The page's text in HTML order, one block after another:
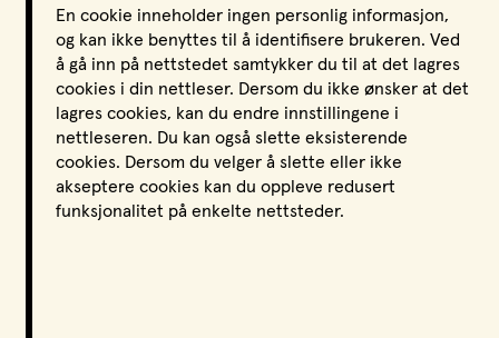
En cookie inneholder ingen personlig informasjon,
og kan ikke benyttes til å identifisere brukeren. Ved
å gå inn på nettstedet samtykker du til at det lagres
cookies i din nettleser. Dersom du ikke ønsker at det
lagres cookies, kan du endre innstillingene i
nettleseren. Du kan også slette eksisterende
cookies. Dersom du velger å slette eller ikke
akseptere cookies kan du oppleve redusert
funksjonalitet på enkelte nettsteder.